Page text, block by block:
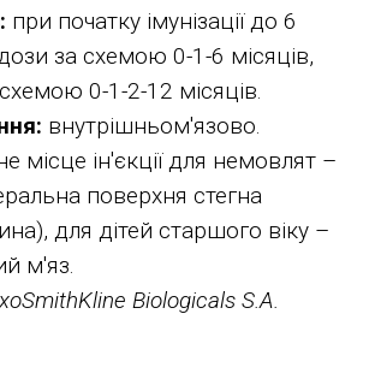
при початку імунізації до 6
за схемою 0-1-6 місяців,
0-1-2-12 місяців.
внутрішньом'язово.
місце ін'єкції для немовлят –
поверхня стегна
для дітей старшого віку –
м'яз.
Biologicals S.A.